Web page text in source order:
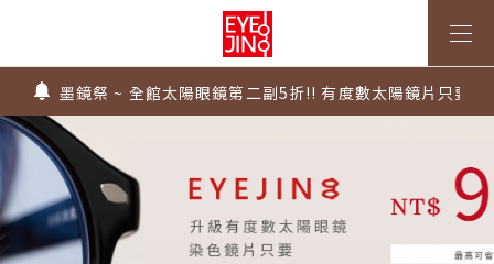
上傳處方，建立度數即贈 $300 優惠券！
不知道度數也能配鏡～愛鏡合作門市全台啟動中
墨鏡祭 ~ 全館太陽眼鏡第二副5折!! 有度數太陽鏡片只要
Super Sale！精選鏡框 6 折起！
1.61 / 1.67 濾藍光「配到好」，只要 $2730 起！
上傳處方，建立度數即贈 $300 優惠券！
不知道度數也能配鏡～愛鏡合作門市全台啟動中